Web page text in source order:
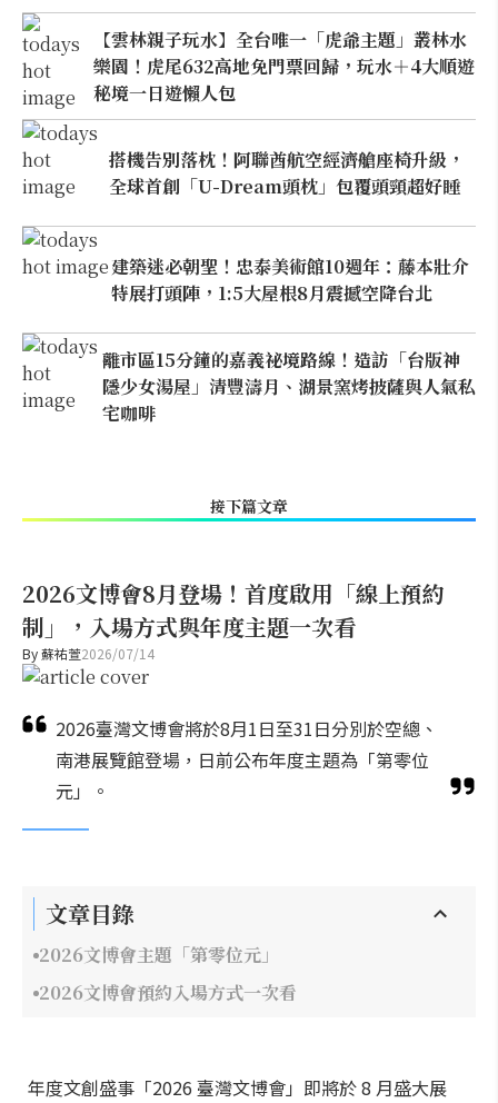
【雲林親子玩水】全台唯一「虎爺主題」叢林水
樂園！虎尾632高地免門票回歸，玩水＋4大順遊
秘境一日遊懶人包
搭機告別落枕！阿聯酋航空經濟艙座椅升級，
全球首創「U-Dream頭枕」包覆頭頸超好睡
建築迷必朝聖！忠泰美術館10週年：藤本壯介
特展打頭陣，1:5大屋根8月震撼空降台北
離市區15分鐘的嘉義祕境路線！造訪「台版神
隱少女湯屋」清豐濤月、湖景窯烤披薩與人氣私
宅咖啡
接下篇文章
2026文博會8月登場！首度啟用「線上預約
制」，入場方式與年度主題一次看
By蘇祐萱2026/07/14
2026臺灣文博會將於8月1日至31日分別於空總、
南港展覽館登場，日前公布年度主題為「第零位
元」。
文章目錄
2026文博會主題「第零位元」
2026文博會預約入場方式一次看
年度文創盛事「2026 臺灣文博會」即將於 8 月盛大展